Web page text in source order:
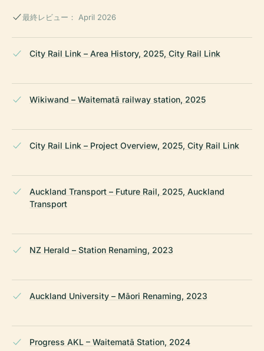
最終レビュー： April 2026
City Rail Link – Area History, 2025, City Rail Link
Wikiwand – Waitematā railway station, 2025
City Rail Link – Project Overview, 2025, City Rail Link
Auckland Transport – Future Rail, 2025, Auckland
Transport
NZ Herald – Station Renaming, 2023
Auckland University – Māori Renaming, 2023
Progress AKL – Waitematā Station, 2024